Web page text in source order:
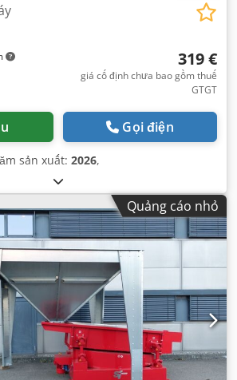
319 €
giá cố định chưa bao gồm thuế
GTGT
Gọi điện
sản xuất: 2026,
Quảng cáo nhỏ